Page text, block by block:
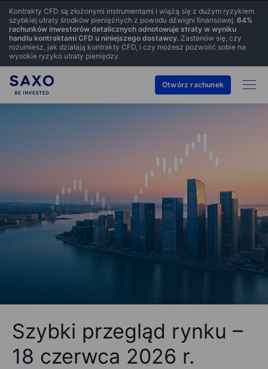
Kontrakty CFD są złożonymi instrumentami i wiążą się z dużym ryzykiem
szybkiej utraty środków pieniężnych z powodu dźwigni finansowej. 64%
rachunków inwestorów detalicznych odnotowuje straty w wyniku
handlu kontraktami CFD u niniejszego dostawcy. Zastanów się, czy
rozumiesz, jak działają kontrakty CFD, i czy możesz pozwolić sobie na
wysokie ryzyko utraty pieniędzy.
Otwórz rachunek
Szybki przegląd rynku –
18 czerwca 2026 r.